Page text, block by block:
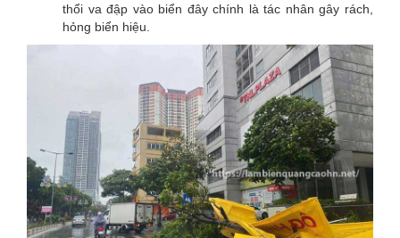
thổi va đập vào biển đây chính là tác nhân gây rách,
hỏng biển hiệu.